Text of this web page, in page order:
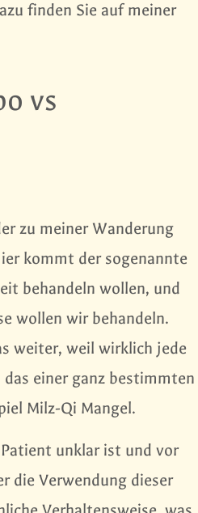
finden Sie auf meiner
vs
zu meiner Wanderung
kommt der sogenannte
behandeln wollen, und
wollen wir behandeln.
weiter, weil wirklich jede
einer ganz bestimmten
Milz-Qi Mangel.
Patient unklar ist und vor
die Verwendung dieser